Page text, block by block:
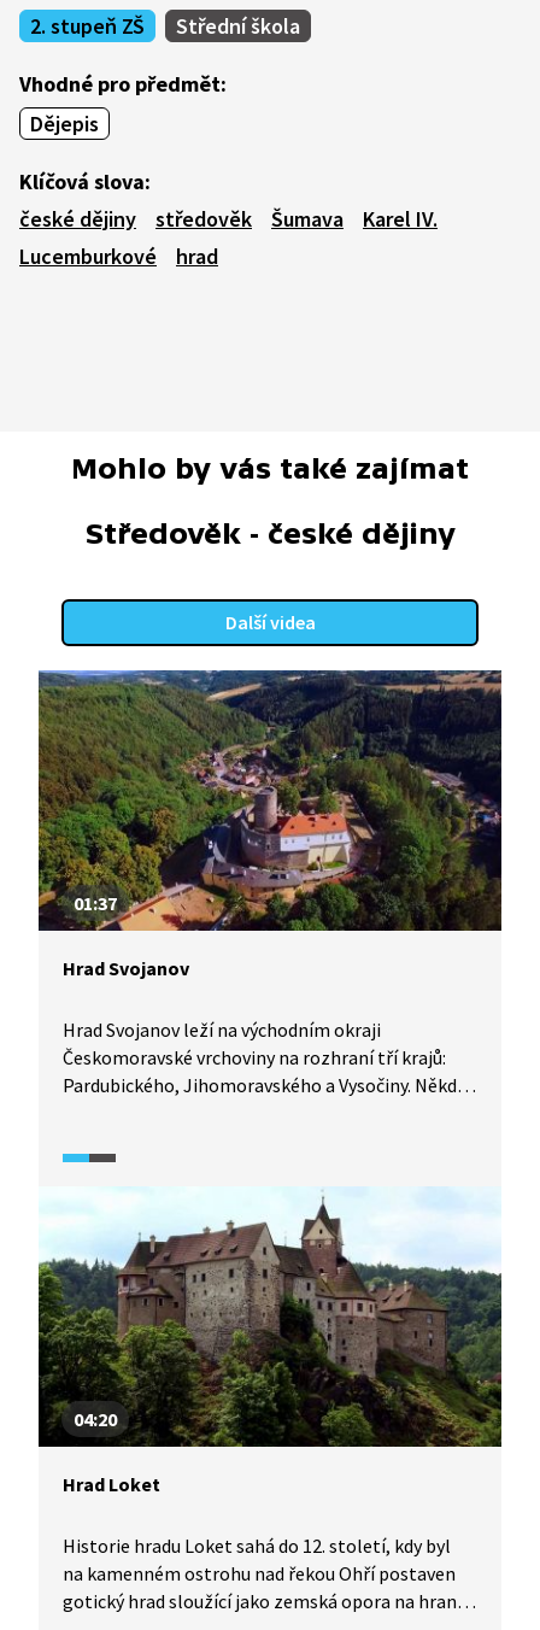
2. stupeň ZŠ
Střední škola
Vhodné pro předmět:
Dějepis
Klíčová slova:
české dějiny
středověk Šumava
Karel IV.
Lucemburkové
hrad
Mohlo by vás také zajímat
Středověk - české dějiny
Další videa
01:37
Hrad Svojanov
Hrad Svojanov leží na východním okraji
Českomoravské vrchoviny na rozhraní tří krajů:
Pardubického, Jihomoravského a Vysočiny. Někdy
královna Kunhuta spolu se Závišem
z Falkenštejna. Hrad byl později empírově
upraven, což je v českých zemích zcela originální.
Jeho hlavní funkcí bylo střežit obchodní stezku
na hranicích Čech a Moravy.
04:20
Hrad Loket
Historie hradu Loket sahá do 12. století, kdy byl
na kamenném ostrohu nad řekou Ohří postaven
gotický hrad sloužící jako zemská opora na hranici